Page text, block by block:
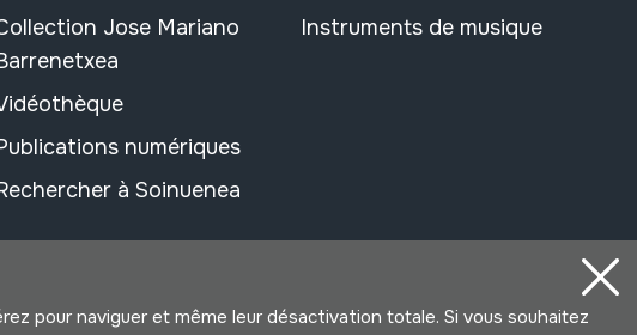
Jose Mariano
numériques
à Soinuenea
Instruments de musique
pour naviguer et même leur désactivation totale. Si vous souhaitez